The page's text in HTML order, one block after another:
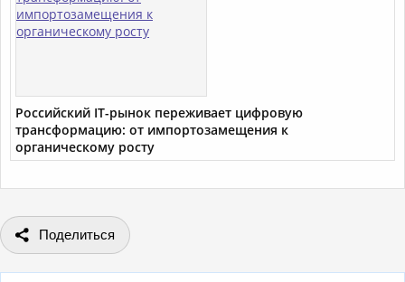
Российский IT-рынок переживает цифровую
трансформацию: от импортозамещения к
органическому росту
Поделиться